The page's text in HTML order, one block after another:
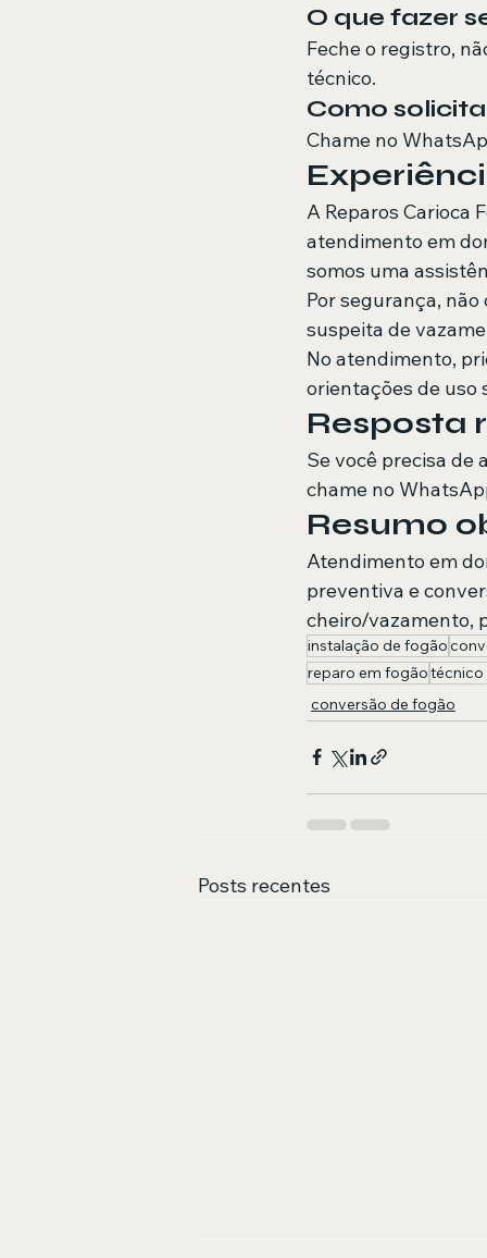
O que fazer
Feche o registro,
técnico.
Como
Chame no
A Reparos Carioca
atendimento em
somos uma
Por segurança,
suspeita de
No atendimento,
orientações de uso
Resposta
Se você precisa de
chame no
Resumo
Atendimento em
preventiva e
cheiro/vazamento,
instalação de fogão
reparo em fogãotécnico
conversão de fogão
Posts recentes